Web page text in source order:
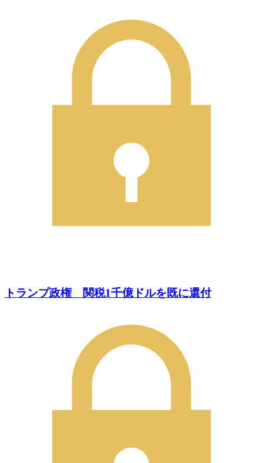
トランプ政権 関税1千億ドルを既に還付